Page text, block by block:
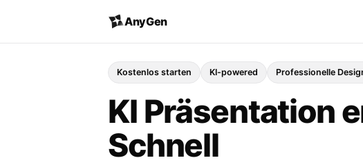
AnyGen
Kostenlos starten KI-powered Professionelle
KI Präsentation
Schnell